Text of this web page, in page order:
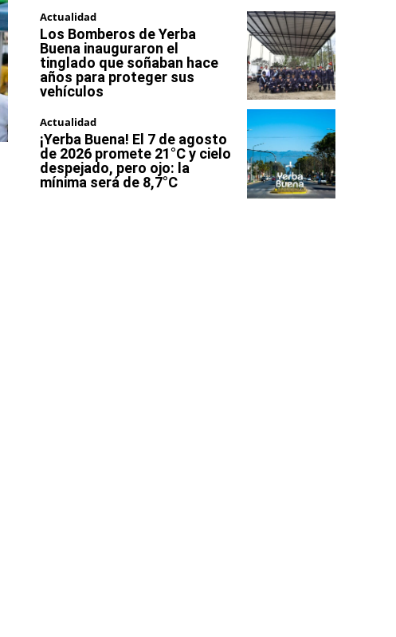
Actualidad
Los Bomberos de Yerba
Buena inauguraron el
tinglado que soñaban hace
años para proteger sus
vehículos
Actualidad
¡Yerba Buena! El 7 de agosto
de 2026 promete 21°C y cielo
despejado, pero ojo: la
mínima será de 8,7°C